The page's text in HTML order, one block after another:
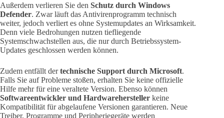
Außerdem verlieren Sie den Schutz durch Windows
Defender. Zwar läuft das Antivirenprogramm technisch
weiter, jedoch verliert es ohne Systemupdates an Wirksamkeit.
Denn viele Bedrohungen nutzen tiefliegende
Systemschwachstellen aus, die nur durch Betriebssystem-
Updates geschlossen werden können.
Zudem entfällt dertechnische Support durch Microsoft.
Falls Sie auf Probleme stoßen, erhalten Sie keine offizielle
Hilfe mehr für eine veraltete Version. Ebenso können
Softwareentwickler und Hardwarehersteller keine
Kompatibilität für abgelaufene Versionen garantieren. Neue
Treiber, Programme und Peripheriegeräte werden